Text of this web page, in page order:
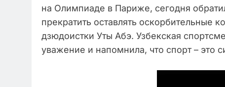
на Олимпиаде в Париже, сегодня
прекратить оставлять оскорбительные
дзюдоистки Уты Абэ. Узбекская
уважение и напомнила, что спорт – это